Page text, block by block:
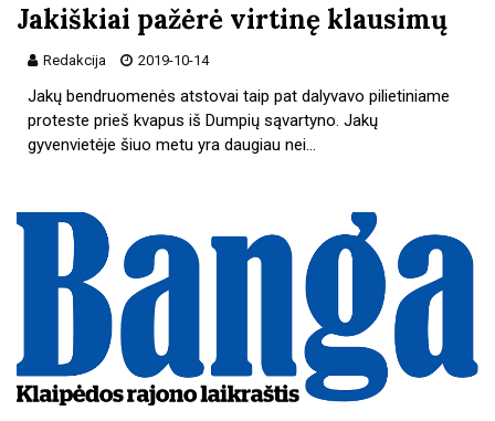
Jakiškiai pažėrė virtinę klausimų
Redakcija 2019-10-14
Jakų bendruomenės atstovai taip pat dalyvavo pilietiniame
proteste prieš kvapus iš Dumpių sąvartyno. Jakų
gyvenvietėje šiuo metu yra daugiau nei…